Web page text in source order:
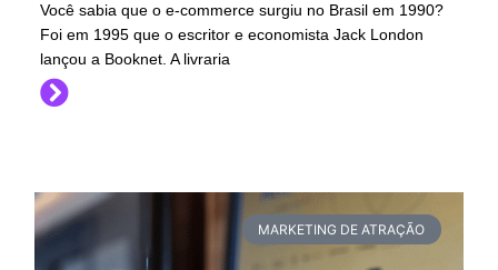
Você sabia que o e-commerce surgiu no Brasil em 1990?
Foi em 1995 que o escritor e economista Jack London
lançou a Booknet. A livraria
MARKETING DE ATRAÇÃO